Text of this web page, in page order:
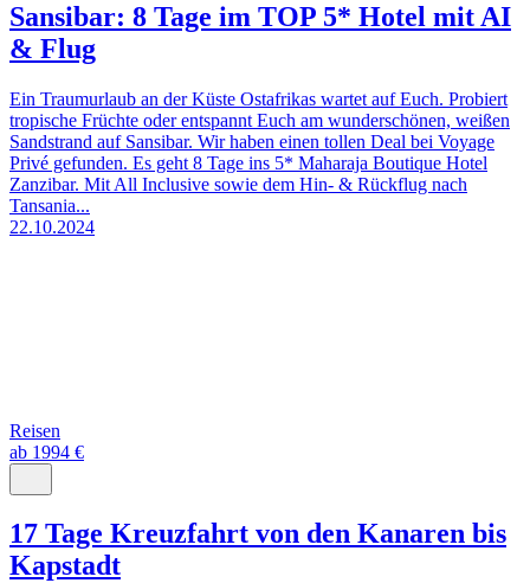
Sansibar: 8 Tage im TOP 5* Hotel mit AI
& Flug
Ein Traumurlaub an der Küste Ostafrikas wartet auf Euch. Probiert
tropische Früchte oder entspannt Euch am wunderschönen, weißen
Sandstrand auf Sansibar. Wir haben einen tollen Deal bei Voyage
Privé gefunden. Es geht 8 Tage ins 5* Maharaja Boutique Hotel
Zanzibar. Mit All Inclusive sowie dem Hin- & Rückflug nach
Tansania...
22.10.2024
Reisen
ab 1994 €
17 Tage Kreuzfahrt von den Kanaren bis
Kapstadt